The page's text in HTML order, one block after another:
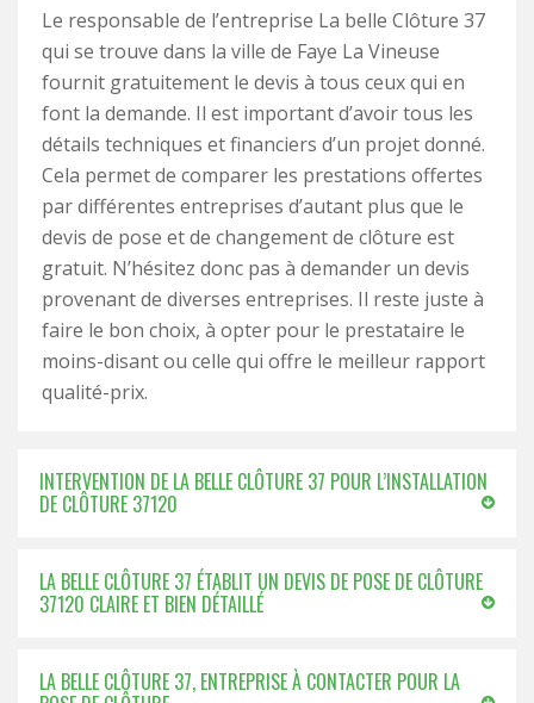
Le responsable de l’entreprise La belle Clôture 37
qui se trouve dans la ville de Faye La Vineuse
fournit gratuitement le devis à tous ceux qui en
font la demande. Il est important d’avoir tous les
détails techniques et financiers d’un projet donné.
Cela permet de comparer les prestations offertes
par différentes entreprises d’autant plus que le
devis de pose et de changement de clôture est
gratuit. N’hésitez donc pas à demander un devis
provenant de diverses entreprises. Il reste juste à
faire le bon choix, à opter pour le prestataire le
moins-disant ou celle qui offre le meilleur rapport
qualité-prix.
INTERVENTION DE LA BELLE CLÔTURE 37 POUR L’INSTALLATION
DE CLÔTURE 37120
LA BELLE CLÔTURE 37 ÉTABLIT UN DEVIS DE POSE DE CLÔTURE
37120 CLAIRE ET BIEN DÉTAILLÉ
LA BELLE CLÔTURE 37, ENTREPRISE À CONTACTER POUR LA